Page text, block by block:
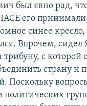
был явно рад,
его принимали
синее
Впрочем, сидел
трибуну, с
страну и
Поскольку
политических